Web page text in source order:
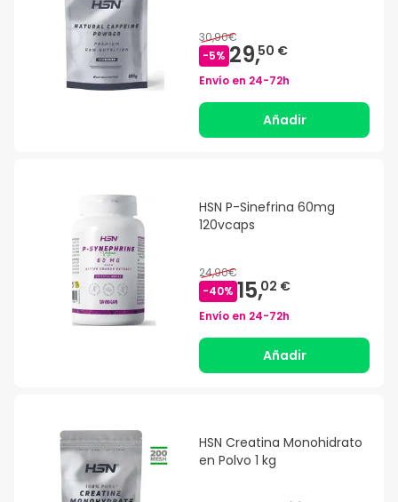
30,90€
-5% 29,50 €
Envío en 24-72h
Añadir
HSN P-Sinefrina 60mg
120vcaps
24,90€
-40% 15,02 €
Envío en 24-72h
Añadir
HSN Creatina Monohidrato
en Polvo 1 kg